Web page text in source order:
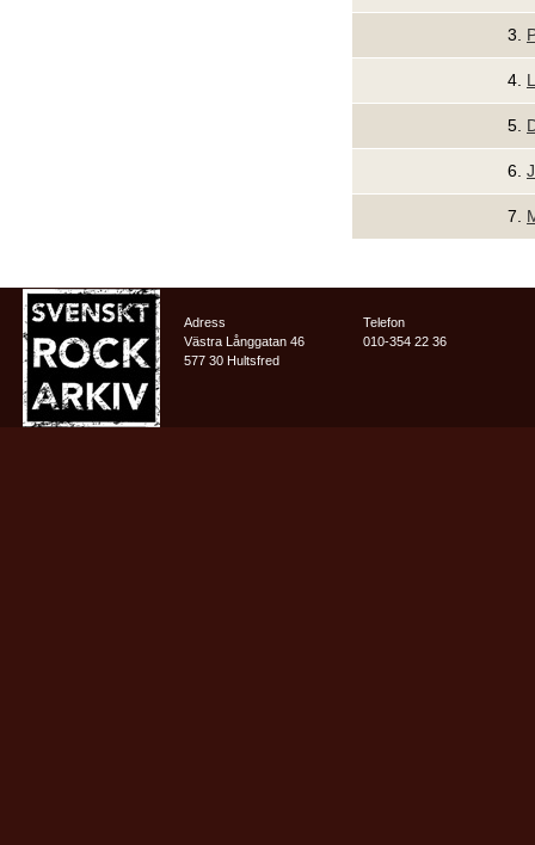
3.
4.
5.
6.
7.
Adress
Västra Långgatan 46
577 30 Hultsfred
Telefon
010-354 22 36